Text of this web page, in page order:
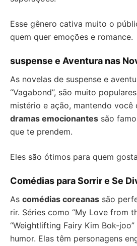
Esse gênero cativa muito o
quem quer emoções e romance.
suspense e Aventura nas
As novelas de suspense e
“Vagabond”, são muito
mistério e ação, mantendo você
dramas emocionantes são
que te prendem.
Eles são ótimos para quem
Comédias para Sorrir e Se
As comédias coreanas são
rir. Séries como “My Love from
“Weightlifting Fairy Kim Bok-
humor. Elas têm personagens